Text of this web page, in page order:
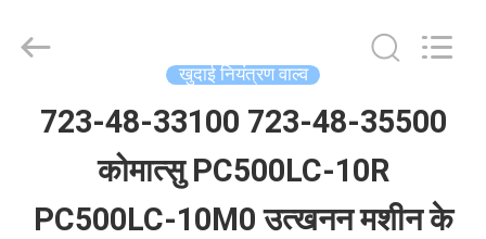
उत्पादों
Machinery
खुदाई नियंत्रण वाल्व
723-48-33100 723-48-35500
कोमात्सु PC500LC-10R
PC500LC-10M0 उत्खनन मशीन के